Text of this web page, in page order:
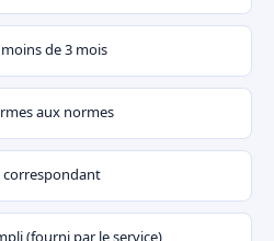
de 3 mois
aux normes
(fourni par le service)